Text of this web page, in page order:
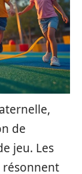
de
jeu. Les
résonnent